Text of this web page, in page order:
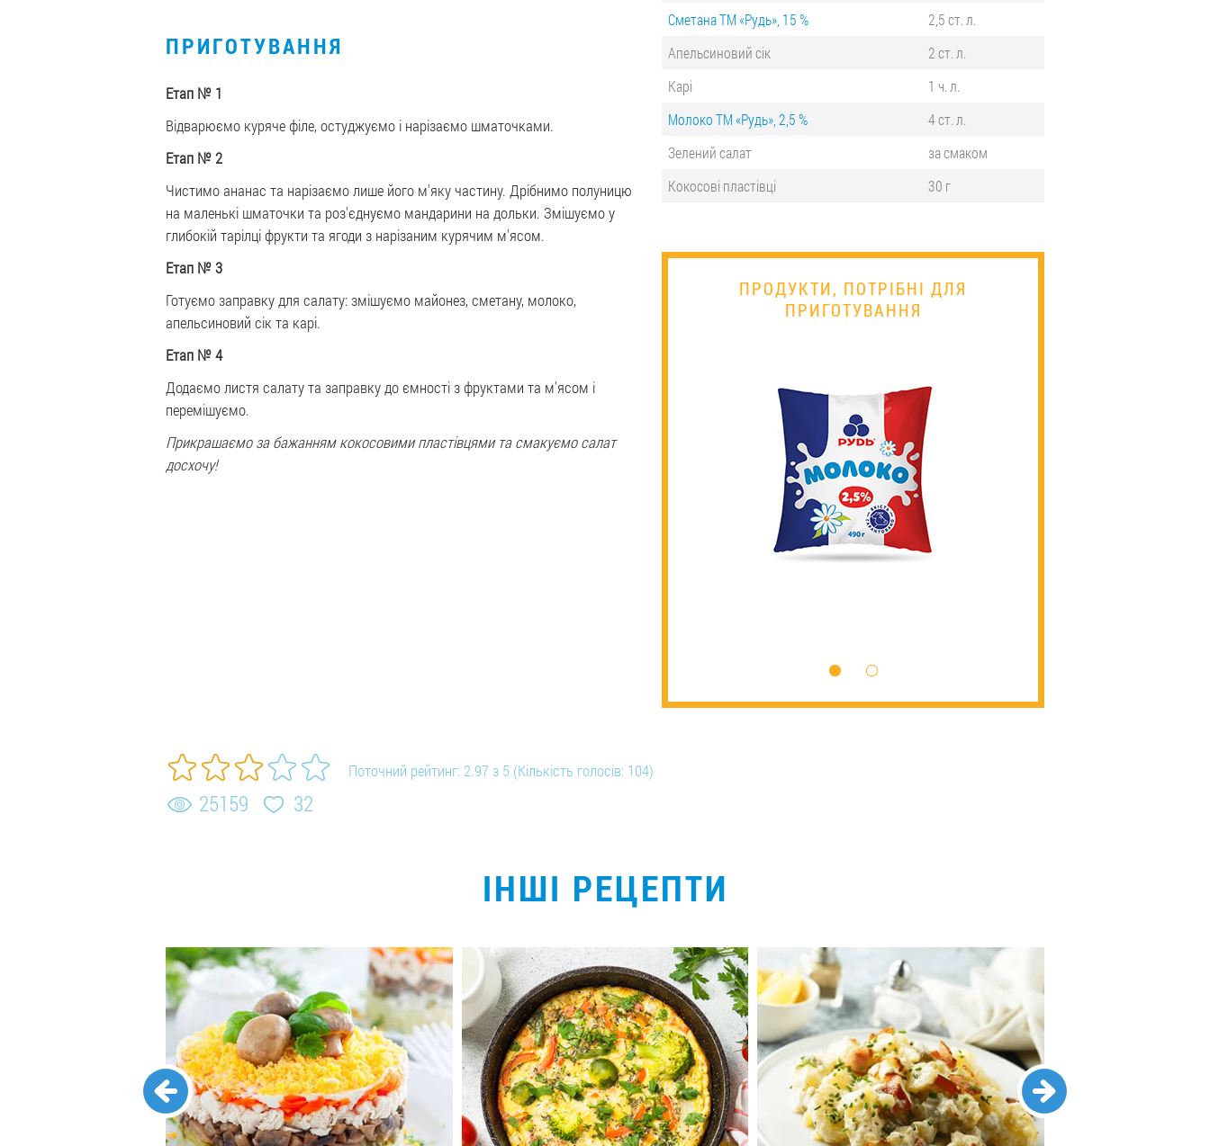
Сметана ТМ «Рудь», 15 %
2,5 ст. л.
Апельсиновий сік
2 ст. л.
Карі
1 ч. л.
Молоко ТМ «Рудь», 2,5 %
4 ст. л.
Зелений салат
за смаком
Кокосові пластівці
30 г
ПРОДУКТИ, ПОТРІБНІ ДЛЯ
ПРИГОТУВАННЯ
ПРИГОТУВАННЯ
Етап № 1
Відварюємо куряче філе, остуджуємо і нарізаємо шматочками.
Етап № 2
Чистимо ананас та нарізаємо лише його м'яку частину. Дрібнимо полуницю
на маленькі шматочки та роз'єднуємо мандарини на дольки. Змішуємо у
глибокій тарілці фрукти та ягоди з нарізаним курячим м'ясом.
Етап № 3
Готуємо заправку для салату: змішуємо майонез, сметану, молоко,
апельсиновий сік та карі.
Етап № 4
Додаємо листя салату та заправку до ємності з фруктами та м'ясом і
перемішуємо.
Прикрашаємо за бажанням кокосовими пластівцями та смакуємо салат
досхочу!
Поточний рейтинг: 2.97 з 5 (Кількість голосів: 104)
25159 32
ІНШІ РЕЦЕПТИ